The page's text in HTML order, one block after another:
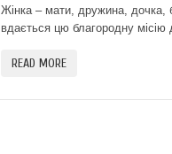
Жінка – мати, дружина, дочка,
вдається цю благородну місію
READ MORE